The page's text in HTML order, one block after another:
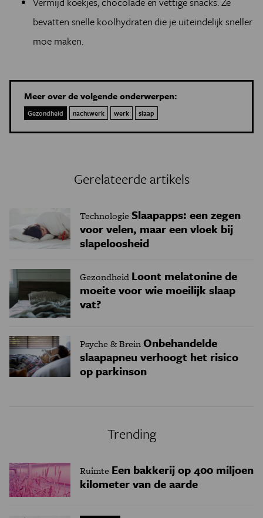
bevatten snelle koolhydraten die je uiteindelijk sneller
moe maken.
Meer over de volgende onderwerpen:
Gezondheid nachtwerk werk slaap
Gerelateerde artikels
Technologie Slaapapps: een zegen
voor velen, maar een vloek bij
slapeloosheid
Gezondheid Loont melatonine de
moeite voor wie moeilijk slaap
vat?
Psyche & BreinOnbehandelde
slaapapneu verhoogt het risico
op parkinson
Trending
Ruimte Een bakkerij op 400 miljoen
kilometer van de aarde